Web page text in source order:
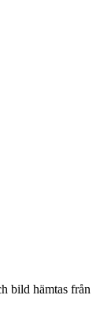
bild hämtas från